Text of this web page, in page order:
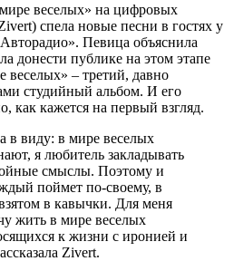
веселых» на цифровых
спела новые песни в гостях у
Певица объяснила
донести публике на этом этапе
веселых» – третий, давно
студийный альбом. И его
как кажется на первый взгляд.
в виду: в мире веселых
я любитель закладывать
смыслы. Поэтому и
поймет по-своему, в
в кавычки. Для меня
жить в мире веселых
к жизни с иронией и
Zivert.